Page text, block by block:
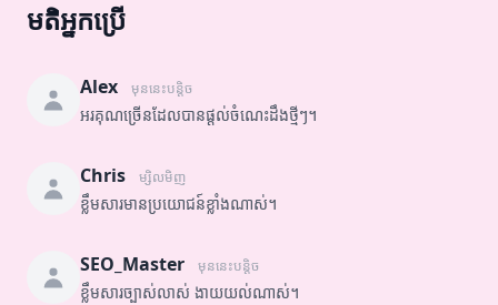
មតិអ្នកប្រើ
Alex មុននេះបន្តិច
អរគុណច្រើនដែលបានផ្តល់ចំណេះដឹងថ្មីៗ។
Chris ម្សិលមិញ
ខ្លឹមសារមានប្រយោជន៍ខ្លាំងណាស់។
SEO_Master មុននេះបន្តិច
ខ្លឹមសារច្បាស់លាស់ ងាយយល់ណាស់។